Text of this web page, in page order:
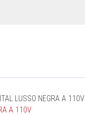
LUSSO NEGRA A 110V